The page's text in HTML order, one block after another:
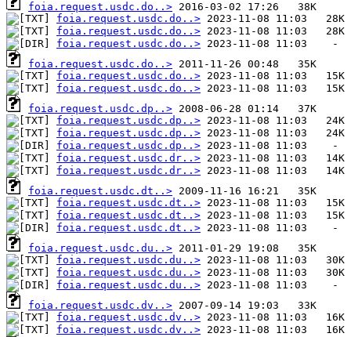
foia.request.usdc.do..>
foia.request.usdc.do..>
foia.request.usdc.do..>
foia.request.usdc.do..>
foia.request.usdc.do..>
foia.request.usdc.do..>
foia.request.usdc.do..>
foia.request.usdc.dp..>
foia.request.usdc.dp..>
foia.request.usdc.dp..>
foia.request.usdc.dp..>
foia.request.usdc.dr..>
foia.request.usdc.dr..>
foia.request.usdc.dt..>
foia.request.usdc.dt..>
foia.request.usdc.dt..>
foia.request.usdc.dt..>
foia.request.usdc.du..>
foia.request.usdc.du..>
foia.request.usdc.du..>
foia.request.usdc.du..>
foia.request.usdc.dv..>
foia.request.usdc.dv..>
foia.request.usdc.dv..>